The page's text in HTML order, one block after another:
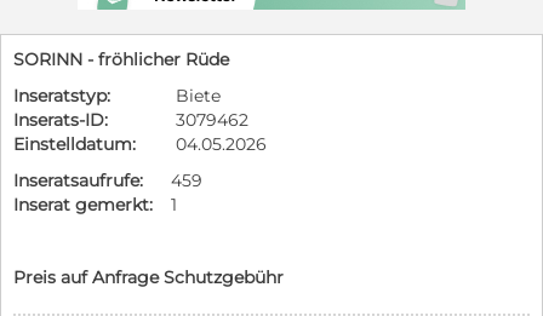
SORINN - fröhlicher Rüde
Inseratstyp:
Biete
Inserats-ID:
3079462
Einstelldatum:
04.05.2026
Inseratsaufrufe:
459
Inserat gemerkt:
1
Preis auf Anfrage Schutzgebühr